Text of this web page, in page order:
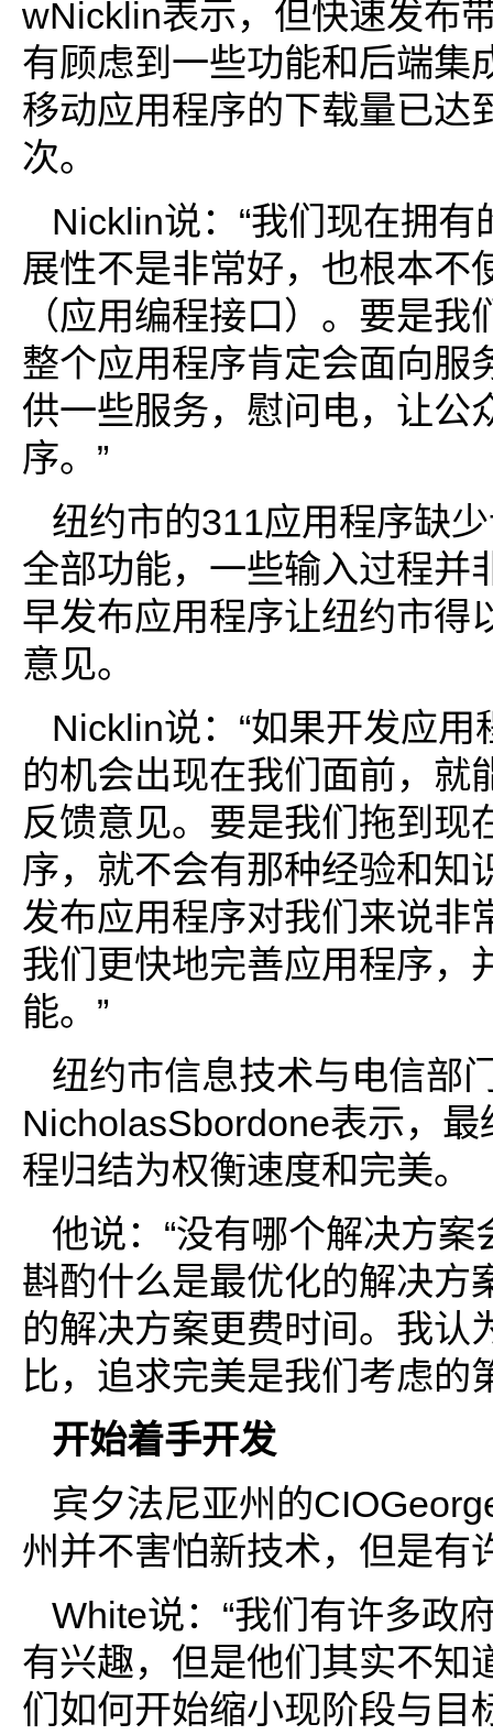
wNicklin表示，但快速发布
有顾虑到一些功能和后端集
移动应用程序的下载量已达
次。
Nicklin说：“我们现在拥有
展性不是非常好，也根本不
（应用编程接口）。要是
整个应用程序肯定会面向服
供一些服务，慰问电，让公
序。”
纽约市的311应用程序缺
全部功能，一些输入过程并
早发布应用程序让纽约市得
意见。
Nicklin说：“如果开发应用
的机会出现在我们面前，就
反馈意见。要是我们拖到现
序，就不会有那种经验和知
发布应用程序对我们来说非
我们更快地完善应用程序，
能。”
纽约市信息技术与电信部
NicholasSbordone表示，
程归结为权衡速度和完美。
他说：“没有哪个解决方案
斟酌什么是最优化的解决方
的解决方案更费时间。我认
比，追求完美是我们考虑的
开始着手开发
宾夕法尼亚州的
州并不害怕新技术，但是有
White说：“我们有许多政
有兴趣，但是他们其实不知
们如何开始缩小现阶段与目